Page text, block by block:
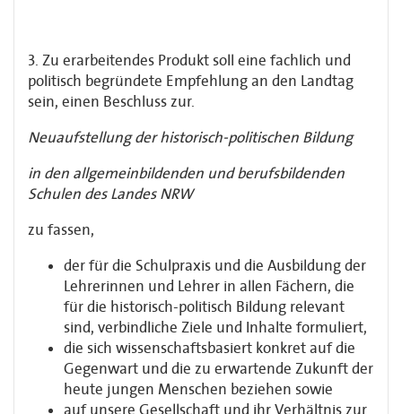
3. Zu erarbeitendes Produkt soll eine fachlich und
politisch begründete Empfehlung an den Landtag
sein, einen Beschluss zur.
Neuaufstellung der historisch-politischen Bildung
in den allgemeinbildenden und berufsbildenden
Schulen des Landes NRW
zu fassen,
der für die Schulpraxis und die Ausbildung der
Lehrerinnen und Lehrer in allen Fächern, die
für die historisch-politisch Bildung relevant
sind, verbindliche Ziele und Inhalte formuliert,
die sich wissenschaftsbasiert konkret auf die
Gegenwart und die zu erwartende Zukunft der
heute jungen Menschen beziehen sowie
auf unsere Gesellschaft und ihr Verhältnis zur